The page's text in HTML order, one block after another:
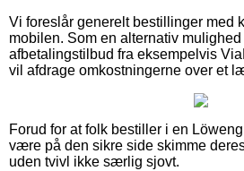
Vi foreslår generelt bestillinger med
mobilen. Som en alternativ
afbetalingstilbud fra eksempelvis
vil afdrage omkostningerne over et
Forud for at folk bestiller i en
være på den sikre side skimme
uden tvivl ikke særlig sjovt.